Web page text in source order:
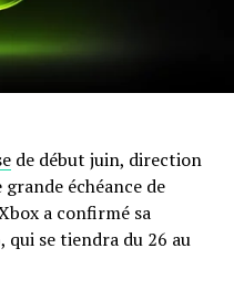
de début juin, direction
échéance de
a confirmé sa
qui se tiendra du 26 au